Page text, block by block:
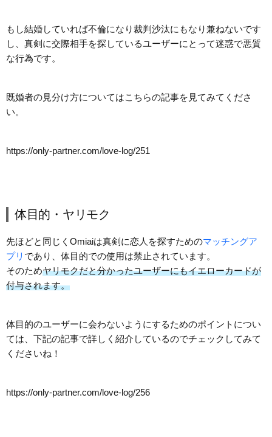
もし結婚していれば不倫になり裁判沙汰にもなり兼ねないです
し、真剣に交際相手を探しているユーザーにとって迷惑で悪質
な行為です。
既婚者の見分け方についてはこちらの記事を見てみてくださ
い。
https://only-partner.com/love-log/251
体目的・ヤリモク
先ほどと同じくOmiaiは真剣に恋人を探すためのマッチングア
プリ であり、体目的での使用は禁止されています。
そのためヤリモクだと分かったユーザーにもイエローカードが
付与されます。
体目的のユーザーに会わないようにするためのポイントについ
ては、下記の記事で詳しく紹介しているのでチェックしてみて
くださいね！
https://only-partner.com/love-log/256